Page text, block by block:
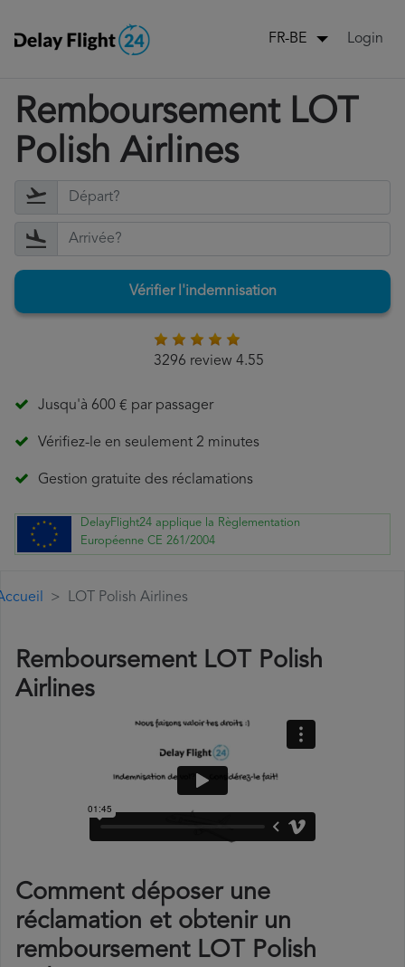
FR-BE Login
Remboursement LOT
Polish Airlines
Vérifier l'indemnisation
3296 review 4.55
Jusqu'à 600 € par passager
Vérifiez-le en seulement 2 minutes
Gestion gratuite des réclamations
DelayFlight24 applique la Règlementation
Européenne CE 261/2004
LOT Polish Airlines
Remboursement LOT Polish
Airlines
Comment déposer une
réclamation et obtenir un
remboursement LOT Polish